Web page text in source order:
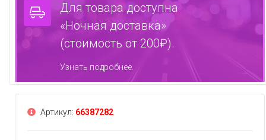
Для товара доступна
«Ночная доставка»
(стоимость от 200₽).
Узнать подробнее.
Артикул: 66387282